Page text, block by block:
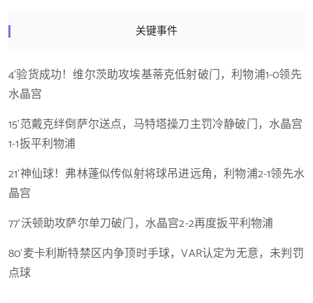
关键事件
4’验货成功！维尔茨助攻埃基蒂克低射破门，利物浦1-0领先
水晶宫
15’范戴克绊倒萨尔送点，马特塔操刀主罚冷静破门，水晶宫
1-1扳平利物浦
21’神仙球！弗林蓬似传似射将球吊进远角，利物浦2-1领先水
晶宫
77’沃顿助攻萨尔单刀破门，水晶宫2-2再度扳平利物浦
80’麦卡利斯特禁区内争顶时手球，VAR认定为无意，未判罚
点球